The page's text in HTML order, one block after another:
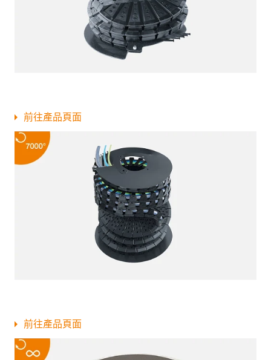
前往產品頁面
前往產品頁面